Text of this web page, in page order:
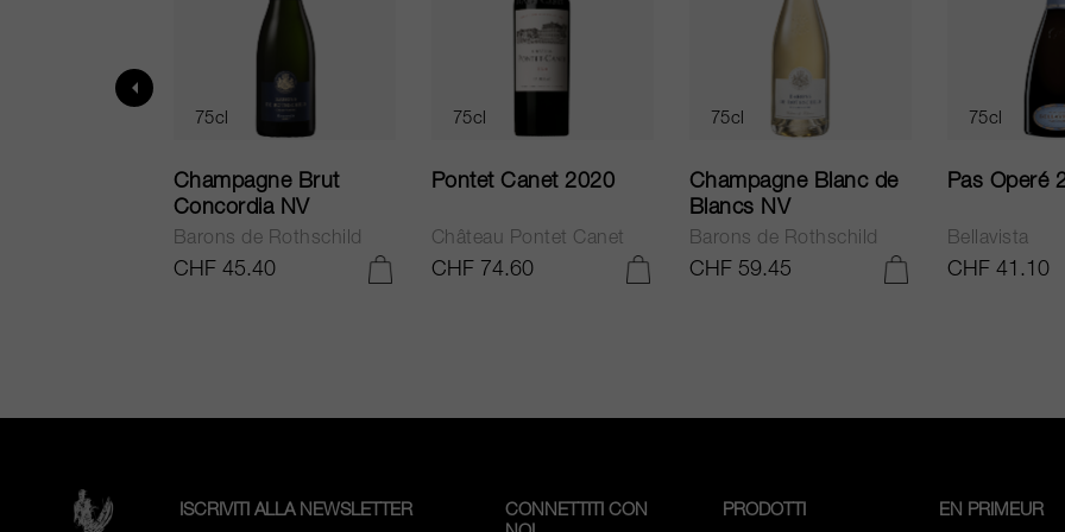
75cl
Champagne Brut
Concordia NV
Barons de Rothschild
CHF 45.40
75cl
Pontet Canet 2020
Château Pontet Canet
CHF 74.60
75cl
Champagne Blanc de
Blancs NV
Barons de Rothschild
CHF 59.45
75cl
Pas Operé
Bellavista
CHF 41.10
ISCRIVITI ALLA NEWSLETTER
CONNETTITI CON
PRODOTTI EN PRIMEUR